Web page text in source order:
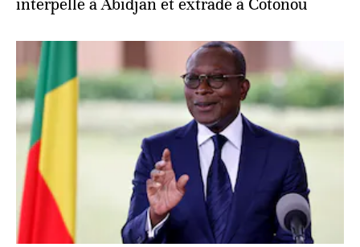
interpellé à Abidjan et extradé à Cotonou